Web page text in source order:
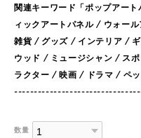
関連キーワード「ポップアー
ィックアートパネル / ウォー
雑貨 / グッズ / インテリア /
ウッド / ミュージシャン / ス
ラクター / 映画 / ドラマ / ペッ
数量